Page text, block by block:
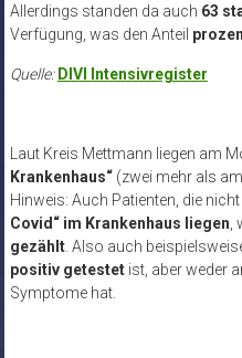
Allerdings standen da auch 63
Verfügung, was den Anteil
Quelle: DIVI Intensivregister
Laut Kreis Mettmann liegen am
Krankenhaus“ (zwei mehr als
Hinweis: Auch Patienten, die
Covid“ im Krankenhaus liegen,
gezählt. Also auch
positiv getestetist, aber weder
Symptome hat.